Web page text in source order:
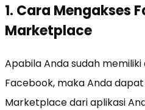
1. Cara Mengakses
Marketplace
Apabila Anda sudah memiliki
Facebook, maka Anda
Marketplace dari aplikasi